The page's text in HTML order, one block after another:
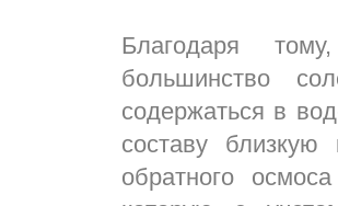
Благодаря
большинство
содержаться в
составу
обратного